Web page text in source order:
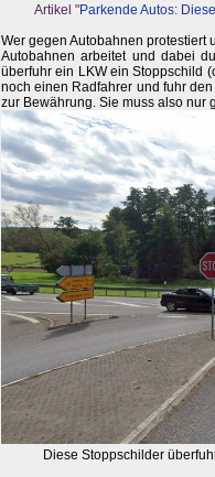
Artikel "Parkende Autos:
Wer gegen Autobahnen protestiert
Autobahnen arbeitet und dabei
überfuhr ein LKW ein Stoppschild
noch einen Radfahrer und fuhr
zur Bewährung. Sie muss also nur
Diese Stoppschilder